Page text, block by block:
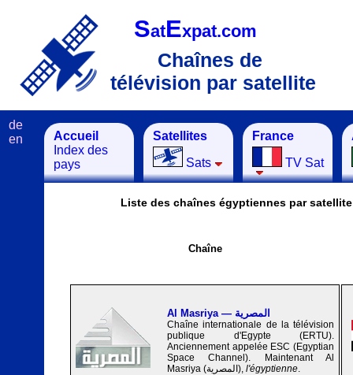
SatExpat.com
Chaînes de
télévision par satellite
Accueil
Index des
pays
Satellites
Sats
France
TV Sat
de
en
Liste des chaînes égyptiennes par
Chaîne
Al Masriya — المصرية
Chaîne internationale de la télévision
publique d'Egypte (ERTU).
Anciennement appelée ESC (Egyptian
Space Channel). Maintenant Al
Masriya (المصرية), l'égyptienne.